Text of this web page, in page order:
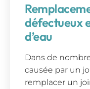
défectueux
d’eau
Dans de
causée par un
remplacer un